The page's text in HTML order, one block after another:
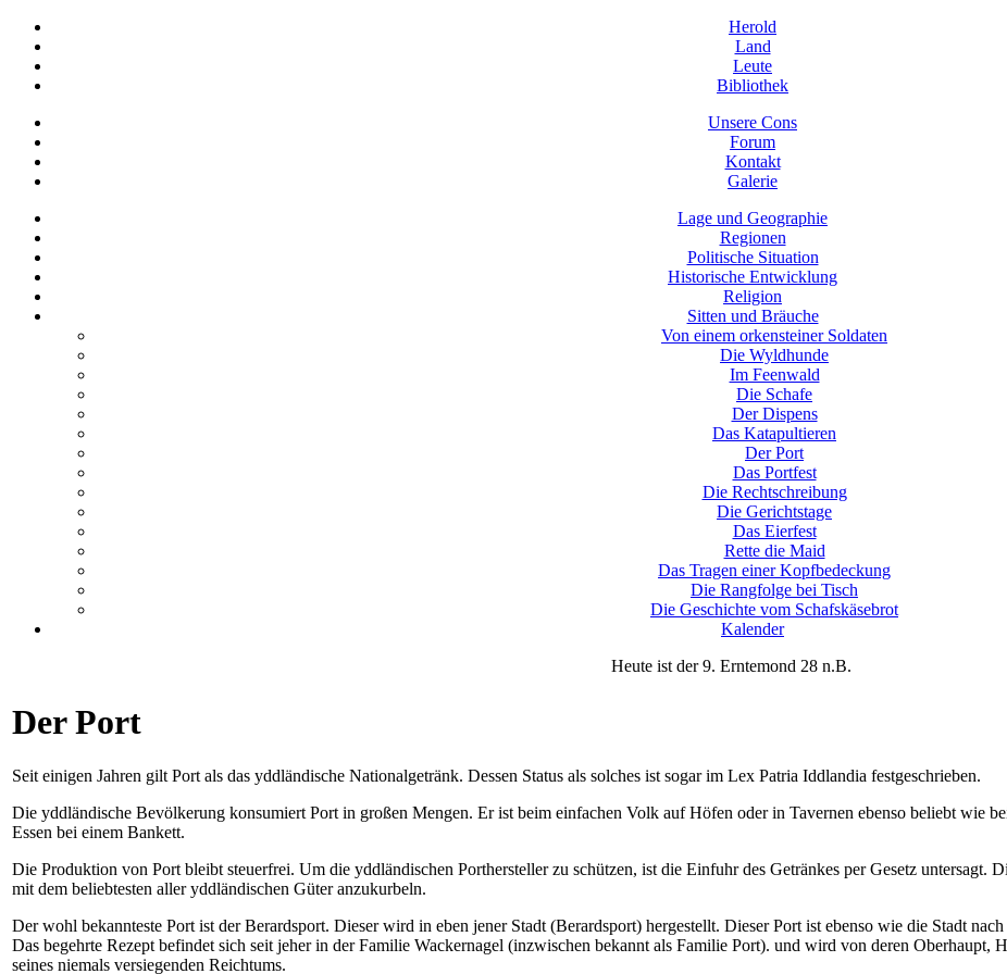
Herold
Land
Leute
Bibliothek
Unsere Cons
Forum
Kontakt
Galerie
Lage und Geographie
Regionen
Politische Situation
Historische Entwicklung
Religion
Sitten und Bräuche
Von einem orkensteiner Soldaten
Die Wyldhunde
Im Feenwald
Die Schafe
Der Dispens
Das Katapultieren
Der Port
Das Portfest
Die Rechtschreibung
Die Gerichtstage
Das Eierfest
Rette die Maid
Das Tragen einer Kopfbedeckung
Die Rangfolge bei Tisch
Die Geschichte vom Schafskäsebrot
Kalender
Heute ist der 9. Erntemond 28 n.B.
Der Port
Seit einigen Jahren gilt Port als das yddländische Nationalgetränk. Dessen Status als solches ist sogar im Lex Patria Iddlandia festgeschrieben.
Die yddländische Bevölkerung konsumiert Port in großen Mengen. Er ist beim einfachen Volk auf Höfen oder in Tavernen ebenso beliebt wie
Essen bei einem Bankett.
Die Produktion von Port bleibt steuerfrei. Um die yddländischen Porthersteller zu schützen, ist die Einfuhr des Getränkes per Gesetz
mit dem beliebtesten aller yddländischen Güter anzukurbeln.
Der wohl bekannteste Port ist der Berardsport. Dieser wird in eben jener Stadt (Berardsport) hergestellt. Dieser Port ist ebenso wie die Stadt
Das begehrte Rezept befindet sich seit jeher in der Familie Wackernagel (inzwischen bekannt als Familie Port). und wird von deren Oberhaupt,
seines niemals versiegenden Reichtums.